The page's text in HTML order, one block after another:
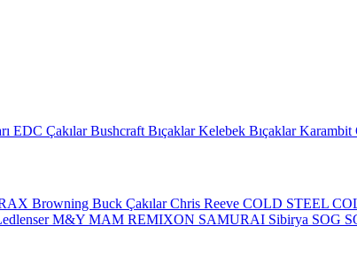
EDC ÇakılarBushcraft BıçaklarKelebek BıçaklarKarambit
Browning Buck ÇakılarChris Reeve COLD STEEL
M&Y MAM REMIXON SAMURAI Sibirya SOG